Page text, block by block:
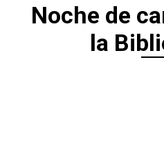
Noche de
la